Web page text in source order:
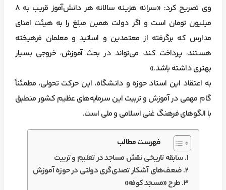
وی تصریح کرد: «سرانه هزینه سالانه هر دانش‌آموز قریب به ۸
میلیون تومان است و اگر دولت همین مبلغ را به هیئت امنای
مدارس که برگرفته از معتمدین و اساتید و معلمان فرهیخته
هستند، پرداخت کند، می‌تواند در بحث آموزش، خروجی بسیار
بهتری داشته باشد.»
به اعتقاد این استاد حوزه و دانشگاه، این حرکت تحولی، مطمئناً
گام مهمی در آموزش و تربیت این سرمایه‌های عظیم کشور منطبق
با الگوهای فرهنگ غنی اسلامی و ملی است.
فهرست مطالب
سابقه تاریخی نقش مساجد در تعلیم و تربیت
ضعف‌های آشکار تصدی‌گری دولتی در حوزه آموزش
طرح «مسجد کوفه»